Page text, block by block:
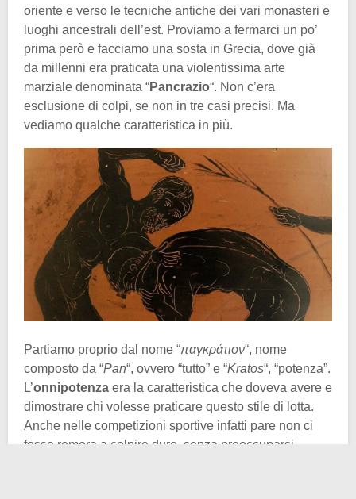
oriente e verso le tecniche antiche dei vari monasteri e
luoghi ancestrali dell’est. Proviamo a fermarci un po’
prima però e facciamo una sosta in Grecia, dove già
da millenni era praticata una violentissima arte
marziale denominata “Pancrazio“. Non c’era
esclusione di colpi, se non in tre casi precisi. Ma
vediamo qualche caratteristica in più.
Partiamo proprio dal nome “παγκράτιον“, nome
composto da “Pan“, ovvero “tutto” e “Kratos“, “potenza”.
L’onnipotenza era la caratteristica che doveva avere e
dimostrare chi volesse praticare questo stile di lotta.
Anche nelle competizioni sportive infatti pare non ci
fosse remora a colpire duro, senza preoccuparsi